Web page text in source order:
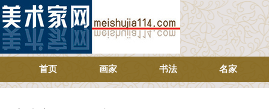
首页 画家 书法 名家